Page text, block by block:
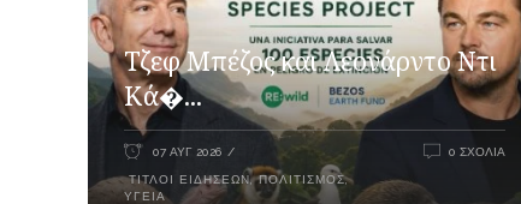
Τζεφ Μπέζος και Λεονάρντο Ντι
Κά�...
07 ΑΥΓ 2026
ΤΊΤΛΟΙ ΕΙΔΉΣΕΩΝ,ΠΟΛΙΤΙΣΜΌΣ,
ΥΓΕΊΑ
0 ΣΧΌΛΙΑ